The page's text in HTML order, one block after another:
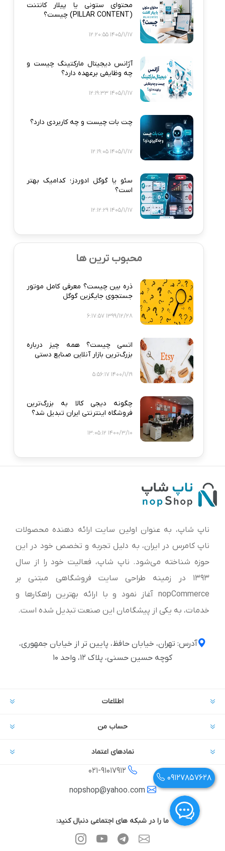
محتوای ستونی یا پیلار کانتنت
(PILLAR CONTENT) چیست؟
1405/1/17 12:20:55
آژانس دیجیتال مارکتینگ چیست و
چه وظایفی برعهده دارد؟
1405/1/17 12:19:33
چت بات چیست و چه کاربردی دارد؟
1405/1/17 12:19:05
سئو یا گوگل ادوردز؛ کدامیک بهتر
است؟
1405/1/17 12:12:29
محبوب ترین ها
ذره‌ بین چیست؟ معرفی کامل موتور
جستجوی جایگزین گوگل
1399/12/28 6:17:57
اتسی چیست؟ همه‌ چیز درباره
بزرگ‌ترین بازار آنلاین صنایع دستی
1400/1/19 5:56:17
چگونه دیجی‌ کالا به بزرگ‌ترین
فروشگاه اینترنتی ایران تبدیل شد؟
1400/3/10 13:05:12
ناپ شاپ، به عنوان اولین سایت ارائه‌ دهنده محصولات
ناپ کامرس در ایران، به دلیل تجربه و تخصص خود در این
حوزه شناخته می‌شود. ناپ شاپ، فعالیت خود را از سال
1393 در زمینه طراحی سایت فروشگاهی مبتنی بر
nopCommerce آغاز نمود و با ارائه بهترین راهکارها و
خدمات، به یکی از پیشگامان این صنعت تبدیل شده است.
آدرس: تهران، خیابان حافظ، پایین تر از خیابان جمهوری،
کوچه حسین حسنی، پلاک ۱۲، واحد ۱۰
اطلاعات
حساب من
نمادهای اعتماد
021-91017912
ما را در شبکه های اجتماعی دنبال کنید:
09127857628